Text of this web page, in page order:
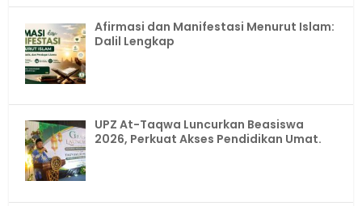
Afirmasi dan Manifestasi Menurut Islam:
Dalil Lengkap
UPZ At-Taqwa Luncurkan Beasiswa
2026, Perkuat Akses Pendidikan Umat.